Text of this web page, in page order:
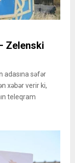
Zelenski
adasına səfər
xəbər verir ki,
teleqram